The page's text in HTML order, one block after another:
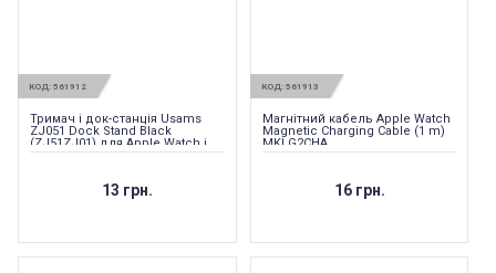
КОД: 561912
Тримач і док-станція Usams
ZJ051 Dock Stand Black
(ZJ51ZJ01) для Apple Watch і
Apple AirPods
13 грн.
КОД: 561913
Магнітний кабель Apple Watch
Magnetic Charging Cable (1 m)
MKLG2CHA
16 грн.